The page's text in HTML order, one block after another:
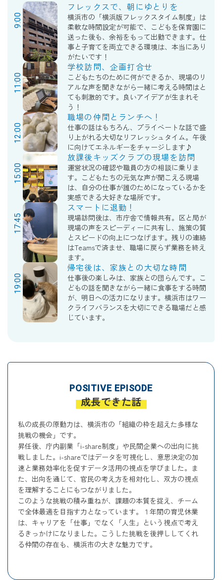
9:00
フレックスで、朝にゆとりを
横浜市の「横浜版フレックスタイム制度」は
柔軟な時間設定が可能で、こどもを保育園に
送った後も、余裕をもって出勤できます。仕
事と子育てを両立できる環境は、本当にあり
がたいです！
11:00
学校訪問、企画打合せ
こどもたちのために何ができるか、現場のリ
アルな声を聞きながら一緒に考える時間はと
ても刺激的です。良いアイデアが生まれそ
う！
12:00
職場の仲間とランチへ！
仕事の話はもちろん、プライベートな話で盛
り上がれる大切なリフレッシュタイム。午後
に向けてエネルギーをチャージします♪
15:00
放課後キッズクラブの現場を訪問
運営状況の確認や職員の方の相談に乗りま
す。こどもたちの元気な声が聞こえる現場
は、自分の仕事が誰のためになっているかを
実感できる大好きな場所です。
17:45
スマートに退勤！
現場訪問後は、市庁舎で情報共有。区と局が
現場の声をスピーディーに共有し、施策の質
とスピードの向上につなげます。残りの連絡
はTeamsで済ませ、職場に戻らず業務を終え
ます。
19:00
帰宅後は、家族との大切な時間
仕事後の楽しみは、家族との団らんです。こ
どもの話を聞きながら一緒に食事をする時間
が、明日への活力になります。横浜市はワー
クライフバランスを大切にできる職場だと感
じています。
POSITIVE EPISODE
成長できた話
私の成長の原動力は、横浜市の「組織の枠を超えた多様な
挑戦の機会」です。
昇任後、庁内副業「i-share制度」や民間企業への出向に挑
戦しました。i-shareではデータを可視化し、意思決定の加
速と業務効率化を促すデータ活用の視点を学びました。ま
た、出向を通じて、官民の考え方を相対化し、双方の視点
を理解することにもつながりました。
このような挑戦の積み重ねが、課題の本質を捉え、チーム
で全体最適を目指す力となっています。１年間の育児休業
は、キャリアを「仕事」でなく「人生」という視点で考え
るきっかけになりました。こうした挑戦を後押ししてくれ
る仲間の存在も、横浜市の大きな魅力です。